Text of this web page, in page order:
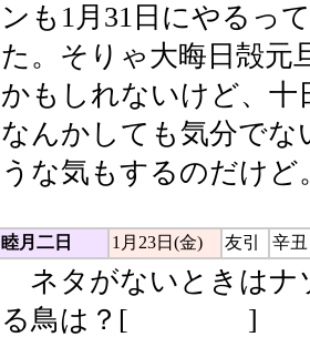
ンも1月31日にやるっ
た。そりゃ大晦日殻元
かもしれないけど、
なんかしても気分で
うな気もするのだけど
睦月二日 1月23日(金) 友引 辛丑
ネタがないときはナ
る鳥は？[
]